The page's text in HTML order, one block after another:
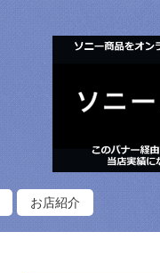
お店紹介